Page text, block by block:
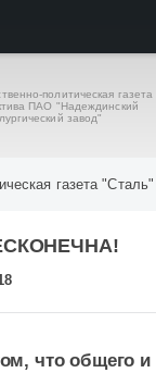
политическая газета
ПАО "Надеждинский
завод"
газета
что общего и